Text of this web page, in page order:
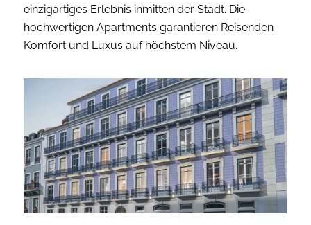
einzigartiges Erlebnis inmitten der Stadt. Die
hochwertigen Apartments garantieren Reisenden
Komfort und Luxus auf höchstem Niveau.